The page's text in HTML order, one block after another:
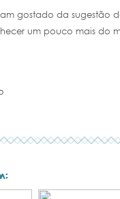
gostado da sugestão
um pouco mais do